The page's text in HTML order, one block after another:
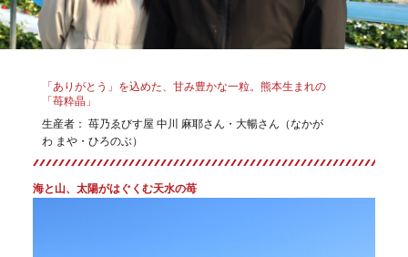
「ありがとう」を込めた、甘み豊かな一粒。熊本生まれの
「苺粋晶」
生産者： 苺乃ゑびす屋 中川 麻耶さん・ 大暢さん（なかが
わ まや・ひろのぶ）
海と山、太陽がはぐくむ天水の苺